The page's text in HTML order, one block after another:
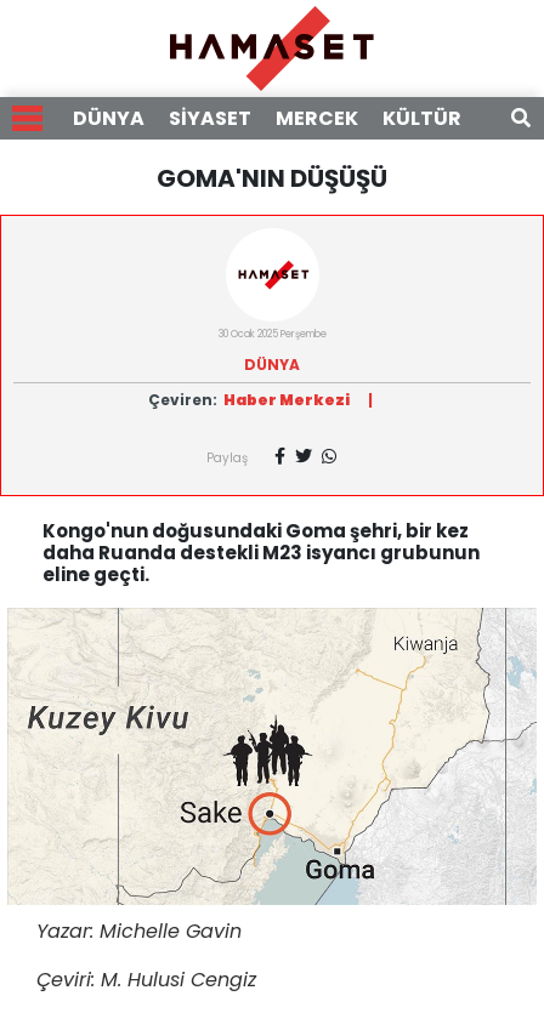
DÜNYA SİYASET MERCEK KÜLTÜR
GOMA'NIN DÜŞÜŞÜ
30 Ocak 2025 Perşembe
DÜNYA
Çeviren: Haber Merkezi |
Paylaş
Kongo'nun doğusundaki Goma şehri, bir kez
daha Ruanda destekli M23 isyancı grubunun
eline geçti.
Yazar: Michelle Gavin
Çeviri: M. Hulusi Cengiz